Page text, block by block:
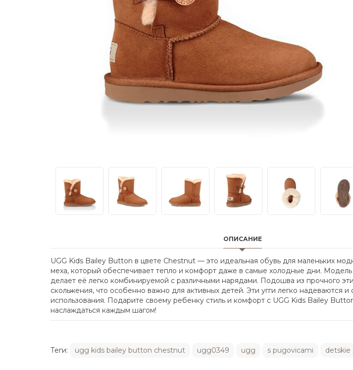
ОПИСАНИЕ
UGG Kids Bailey Button в цвете Chestnut — это идеальная обувь для маленьких
меха, который обеспечивает тепло и комфорт даже в самые холодные дни.
делает её легко комбинируемой с различными нарядами. Подошва из прочного
скольжения, что особенно важно для активных детей. Эти угги легко надеваются
использования. Подарите своему ребенку стиль и комфорт с UGG Kids Bailey
наслаждаться каждым шагом!
Теги: ugg kids bailey button chestnut ugg0349 ugg s pugovicami detskie